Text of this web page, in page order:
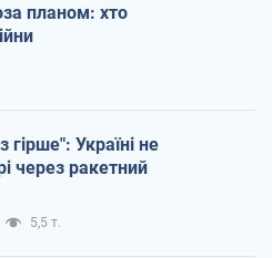
планом: хто
Україні не
через ракетний
5,5 т.